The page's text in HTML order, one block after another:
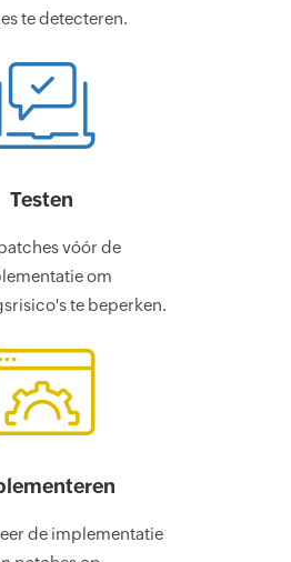
te detecteren.
Testen
vóór de
om
te beperken.
de implementatie